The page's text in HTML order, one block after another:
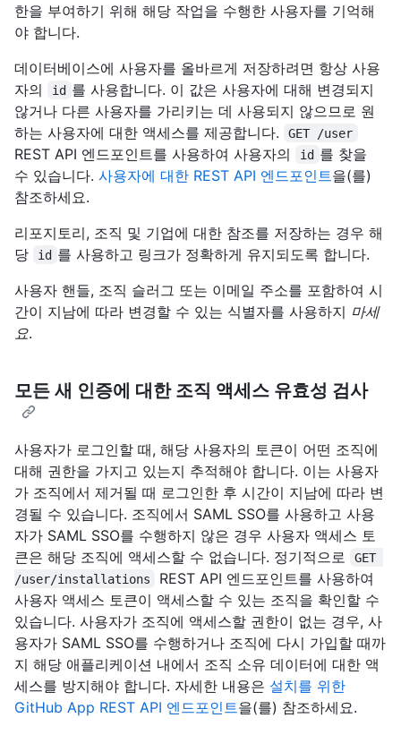
한을 부여하기 위해 해당 작업을 수행한 사용자를 기억해
야 합니다.
데이터베이스에 사용자를 올바르게 저장하려면 항상 사용
자의
id 를 사용합니다. 이 값은 사용자에 대해 변경되지
않거나 다른 사용자를 가리키는 데 사용되지 않으므로 원
하는 사용자에 대한 액세스를 제공합니다.
GET /user
REST API 엔드포인트를 사용하여 사용자의 id 를 찾을
수 있습니다. 사용자에 대한 REST API 엔드포인트을(를)
참조하세요.
리포지토리, 조직 및 기업에 대한 참조를 저장하는 경우 해
당
id 를 사용하고 링크가 정확하게 유지되도록 합니다.
사용자 핸들, 조직 슬러그 또는 이메일 주소를 포함하여 시
간이 지남에 따라 변경할 수 있는 식별자를 사용하지 마세
요.
모든 새 인증에 대한 조직 액세스 유효성 검사
사용자가 로그인할 때, 해당 사용자의 토큰이 어떤 조직에
대해 권한을 가지고 있는지 추적해야 합니다. 이는 사용자
가 조직에서 제거될 때 로그인한 후 시간이 지남에 따라 변
경될 수 있습니다. 조직에서 SAML SSO를 사용하고 사용
자가 SAML SSO를 수행하지 않은 경우 사용자 액세스 토
큰은 해당 조직에 액세스할 수 없습니다. 정기적으로
GET
/user/installations
REST API 엔드포인트를 사용하여
사용자 액세스 토큰이 액세스할 수 있는 조직을 확인할 수
있습니다. 사용자가 조직에 액세스할 권한이 없는 경우, 사
용자가 SAML SSO를 수행하거나 조직에 다시 가입할 때까
지 해당 애플리케이션 내에서 조직 소유 데이터에 대한 액
세스를 방지해야 합니다. 자세한 내용은 설치를 위한
GitHub App REST API 엔드포인트을(를) 참조하세요.